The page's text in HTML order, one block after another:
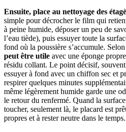
Ensuite, place au nettoyage des
simple pour décrocher le film qui
à peine humide, déposer un peu de
l’eau tiède), puis essuyer toute la
fond où la poussière s’accumule.
peut être utile avec une éponge
résidu collant. Le point décisif,
essuyer à fond avec un chiffon sec et
respirer quelques minutes
même légèrement humide garde une
le retour du renfermé. Quand la
toucher, seulement là, le placard est
propres et à rester neutre dans le temps.